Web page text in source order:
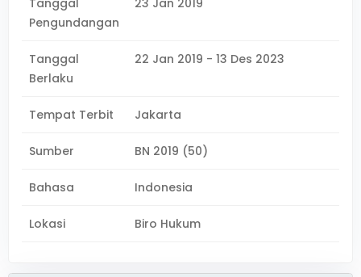
Tanggal
Pengundangan
23 Jan 2019
Tanggal
Berlaku
22 Jan 2019 - 13 Des 2023
Tempat Terbit Jakarta
Sumber BN 2019 (50)
Bahasa Indonesia
Lokasi Biro Hukum